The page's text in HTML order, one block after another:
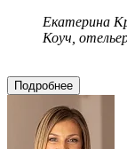
Екатерина
Коуч,
Подробнее